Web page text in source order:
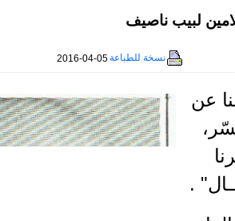
لبيب ناصيف
نسخة للطباعة2016-04-05
عممنا عن
نشرنا
.